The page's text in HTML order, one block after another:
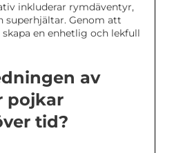
inkluderar rymdäventyr,
superhjältar. Genom att
en enhetlig och lekfull
av
pojkar
tid?